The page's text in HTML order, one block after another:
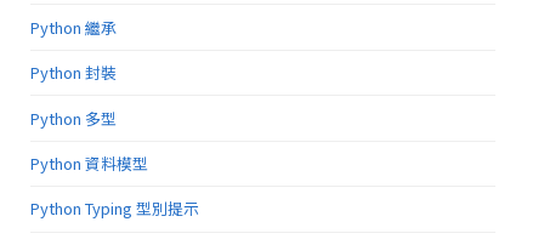
Python 繼承
Python 封裝
Python 多型
Python 資料模型
Python Typing 型別提示